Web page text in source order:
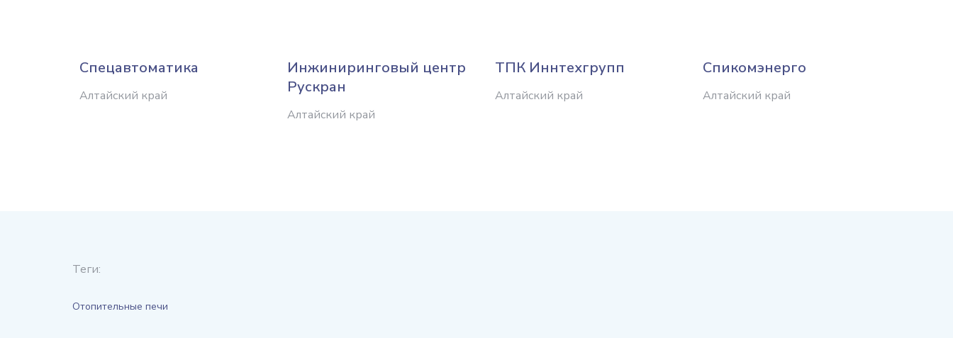
Спецавтоматика
Алтайский край
Инжиниринговый центр
Рускран
Алтайский край
ТПК Иннтехгрупп
Алтайский край
Спикомэнерго
Алтайский край
Теги:
Отопительные печи